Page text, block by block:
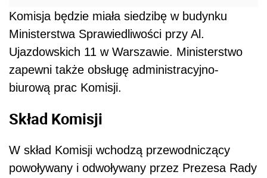
Komisja będzie miała siedzibę w budynku
Ministerstwa Sprawiedliwości przy Al.
Ujazdowskich 11 w Warszawie. Ministerstwo
zapewni także obsługę administracyjno-
biurową prac Komisji.
Skład Komisji
W skład Komisji wchodzą przewodniczący
powoływany i odwoływany przez Prezesa Rady